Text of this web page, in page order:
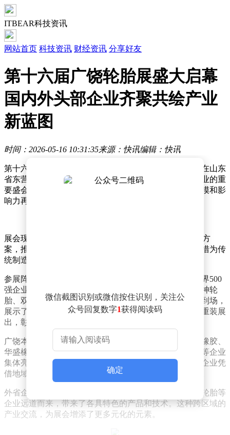
ITBEAR科技资讯
网站首页 科技资讯 财经资讯 分享好友
第十六届广饶轮胎展盛大启幕
国内外头部企业齐聚共绘产业
新蓝图
时间：2026-05-16 10:31:35来源：快讯编辑：快讯
第十六届中国（广饶）国际橡胶轮胎暨汽车配件展览会在山东
省东营市广饶国际博览中心盛大启幕。作为全球轮胎行业的重
要盛会，本届展会吸引了众多国内外知名企业参展，规模和影
响力再创新高。
展会现场特别设立了AI智能展区，集中展示工业AI解决方
案，推动数字技术与轮胎产业的深度融合。这一创新举措为传
统制造业注入了科技活力，成为本届展会的一大亮点。
参展阵容堪称豪华，汇聚了50家全球轮胎75强企业和世界500
强企业。国内头部轮胎厂商如赛轮轮胎、玲珑轮胎、风神轮
胎、双星轮胎、浦林成山、万达宝通、雄鹰轮胎等悉数到场，
展示了各自最新的研发成果和明星产品。这些企业通过重装展
出，彰显了中国轮胎制造业的雄厚实力。
广饶本地孵化的知名企业也表现出色。恒丰轮胎、永盛橡胶、
华盛橡胶、金宇轮胎、中一轮胎、方兴橡胶、双王轮胎等企业
集体亮相，展现了当地轮胎产业集群的发展成果。这些企业凭
借地域优势和产业配套，在国内外市场占据了重要地位。
外省企业同样积极参与。大连轮胎、远星橡胶、奥莱斯轮胎等
企业远道而来，带来了各具特色的产品和技术。这种跨区域的
产业交流，为展会增添了更多元化的元素。
微信截图识别或微信按住识别，关注公
众号回复数字1获得阅读码
确定